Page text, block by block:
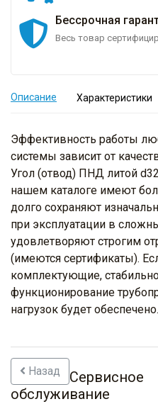
Бессрочная
Весь товар
Описание Характеристики
Эффективность работы
системы зависит от
Угол (отвод) ПНД литой
нашем каталоге имеют
долго сохраняют
при эксплуатации в
удовлетворяют строгим
(имеются сертификаты).
комплектующие,
функционирование
нагрузок будет обеспечено.
Назад
Сервисное
обслуживание